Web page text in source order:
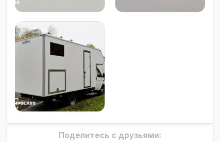
Поделитесь с друзьями: